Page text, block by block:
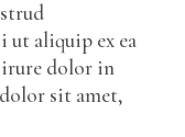
ut aliquip ex ea
irure dolor in
sit amet,